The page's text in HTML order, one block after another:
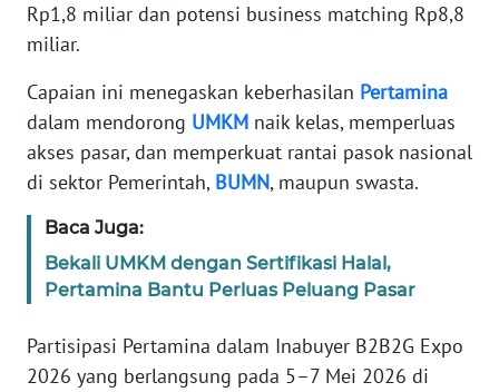
Rp1,8 miliar dan potensi business matching Rp8,8
miliar.
Capaian ini menegaskan keberhasilan Pertamina
dalam mendorong UMKM naik kelas, memperluas
akses pasar, dan memperkuat rantai pasok nasional
di sektor Pemerintah, BUMN, maupun swasta.
Baca Juga:
Bekali UMKM dengan Sertifikasi Halal,
Pertamina Bantu Perluas Peluang Pasar
Partisipasi Pertamina dalam Inabuyer B2B2G Expo
2026 yang berlangsung pada 5–7 Mei 2026 di
DISCLAIMER
Wahana
Regional
SUMUT
WN
WN